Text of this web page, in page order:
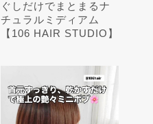
ぐしだけでまとまるナ
チュラルミディアム
【106 HAIR STUDIO】